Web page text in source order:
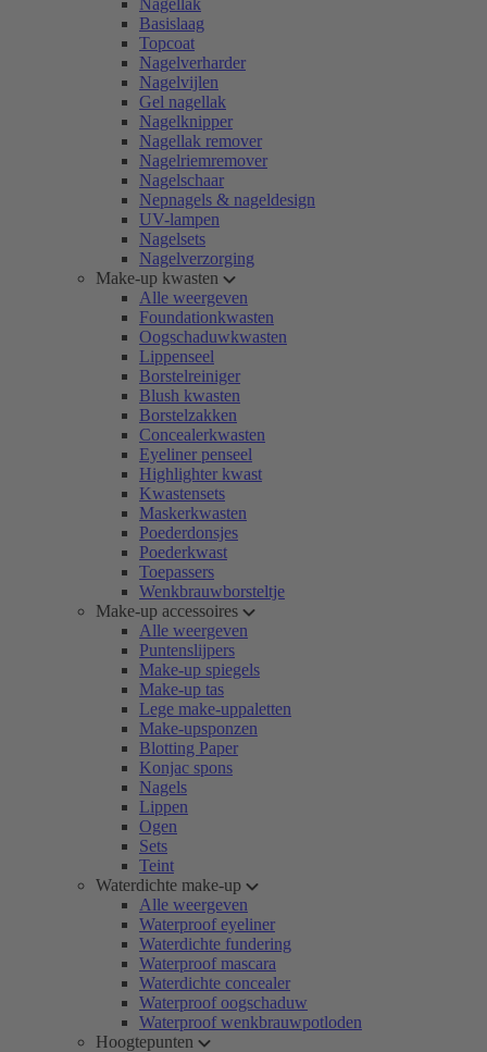
Nagellak
Basislaag
Topcoat
Nagelverharder
Nagelvijlen
Gel nagellak
Nagelknipper
Nagellak remover
Nagelriemremover
Nagelschaar
Nepnagels & nageldesign
UV-lampen
Nagelsets
Nagelverzorging
Make-up kwasten
Alle weergeven
Foundationkwasten
Oogschaduwkwasten
Lippenseel
Borstelreiniger
Blush kwasten
Borstelzakken
Concealerkwasten
Eyeliner penseel
Highlighter kwast
Kwastensets
Maskerkwasten
Poederdonsjes
Poederkwast
Toepassers
Wenkbrauwborsteltje
Make-up accessoires
Alle weergeven
Puntenslijpers
Make-up spiegels
Make-up tas
Lege make-uppaletten
Make-upsponzen
Blotting Paper
Konjac spons
Nagels
Lippen
Ogen
Sets
Teint
Waterdichte make-up
Alle weergeven
Waterproof eyeliner
Waterdichte fundering
Waterproof mascara
Waterdichte concealer
Waterproof oogschaduw
Waterproof wenkbrauwpotloden
Hoogtepunten